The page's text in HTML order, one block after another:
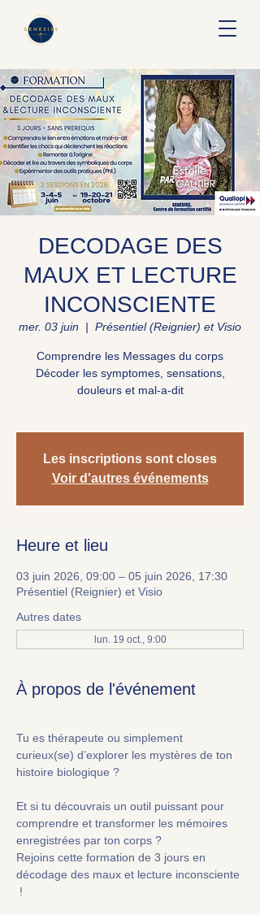
DECODAGE DES
MAUX ET LECTURE
INCONSCIENTE
mer. 03 juin
  |
Présentiel (Reignier) et Visio
Comprendre les Messages du corps
Décoder les symptomes, sensations,
douleurs et mal-a-dit
Les inscriptions sont closes
Voir d'autres événements
Heure et lieu
03 juin 2026, 09:00 – 05 juin 2026, 17:30
Présentiel (Reignier) et Visio
Autres dates
lun. 19 oct., 9:00
À propos de l'événement
Tu es thérapeute ou simplement
curieux(se) d’explorer les mystères de ton
histoire biologique ?
Et si tu découvrais un outil puissant pour
comprendre et transformer les mémoires
enregistrées par ton corps ?
Rejoins cette formation de 3 jours en
décodage des maux et lecture inconsciente
!